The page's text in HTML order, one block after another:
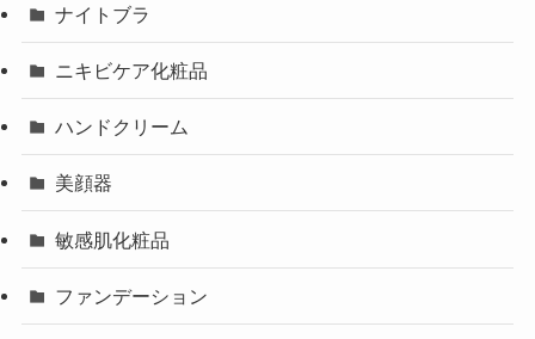
ナイトブラ
ニキビケア化粧品
ハンドクリーム
美顔器
敏感肌化粧品
ファンデーション